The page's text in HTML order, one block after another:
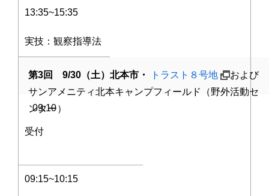
13:35~15:35
実技：観察指導法
第3回 9/30（土）北本市・ トラスト８号地
および
サンアメニティ北本キャンプフィールド（野外活動セ
ンター）
09:10
受付
09:15~10:15